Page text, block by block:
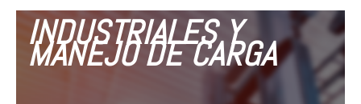
INDUSTRIALES Y
MANEJO DE CARGA